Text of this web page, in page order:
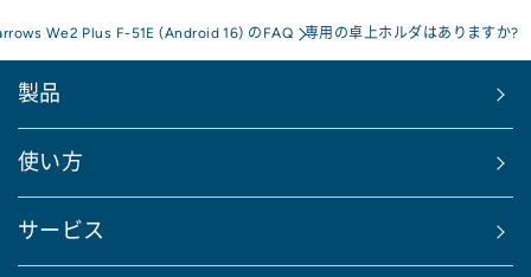
We2 Plus F-51E (Android 16) のFAQ 専用の卓上ホルダはありますか?
製品
使い方
サービス